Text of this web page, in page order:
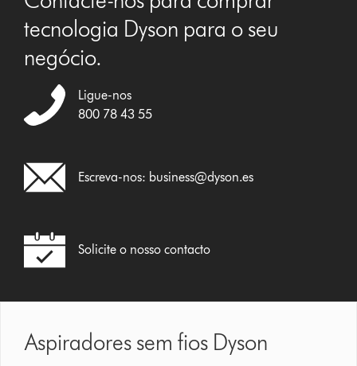
tecnologia Dyson para o seu
negócio.
Ligue-nos
800 78 43 55
Escreva-nos: business@dyson.es
Solicite o nosso contacto
Aspiradores sem fios Dyson